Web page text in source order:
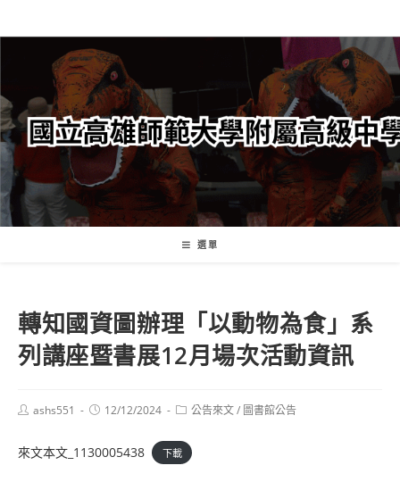
轉
要
內
容
選單
轉知國資圖辦理「以動物為食」系
列講座暨書展12月場次活動資訊
Postashs551
Post12/12/2024
Post公告來文/ 圖書館公告
來文本文_1130005438 下載